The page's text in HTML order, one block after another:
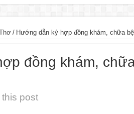
/ Hướng dẫn ký hợp đồng khám, chữa
đồng khám,
this post